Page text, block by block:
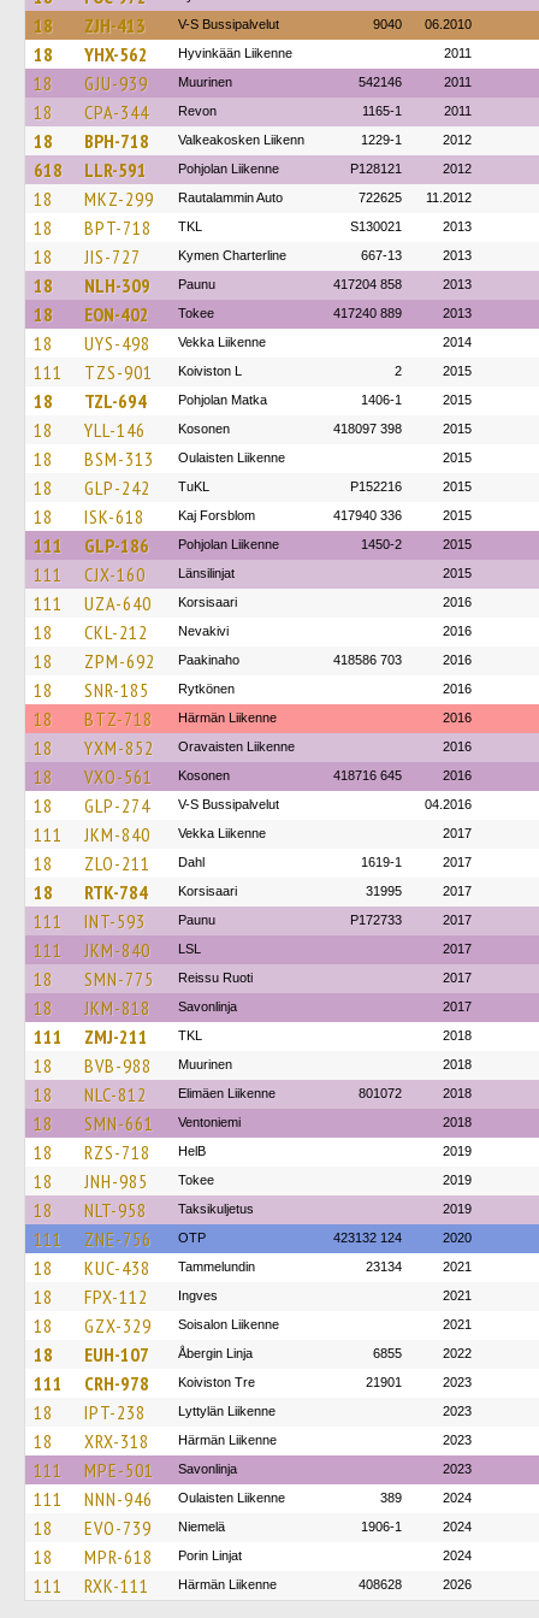
18 ZJH-413 V-S Bussipalvelut 9040 06.2010
18 YHX-562 Hyvinkään Liikenne 2011
18 GJU-939 Muurinen 542146 2011
18 CPA-344 Revon 1165-1 2011
18 BPH-718 Valkeakosken Liikenn 1229-1 2012
618 LLR-591 Pohjolan Liikenne P128121 2012
18 MKZ-299 Rautalammin Auto 722625 11.2012
18 BPT-718 TKL S130021 2013
18 JIS-727 Kymen Charterline 667-13 2013
18 NLH-309 Paunu 417204 858 2013
18 EON-402 Tokee 417240 889 2013
18 UYS-498 Vekka Liikenne 2014
111 TZS-901 Koiviston L 2 2015
18 TZL-694 Pohjolan Matka 1406-1 2015
18 YLL-146 Kosonen 418097 398 2015
18 BSM-313 Oulaisten Liikenne 2015
18 GLP-242 TuKL P152216 2015
18 ISK-618 Kaj Forsblom 417940 336 2015
111 GLP-186 Pohjolan Liikenne 1450-2 2015
111 CJX-160 Länsilinjat 2015
111 UZA-640 Korsisaari 2016
18 CKL-212 Nevakivi 2016
18 ZPM-692 Paakinaho 418586 703 2016
18 SNR-185 Rytkönen 2016
18 BTZ-718 Härmän Liikenne 2016
18 YXM-852 Oravaisten Liikenne 2016
18 VXO-561 Kosonen 418716 645 2016
18 GLP-274 V-S Bussipalvelut 04.2016
111 JKM-840 Vekka Liikenne 2017
18 ZLO-211 Dahl 1619-1 2017
18 RTK-784 Korsisaari 31995 2017
111 INT-593 Paunu P172733 2017
111 JKM-840 LSL 2017
18 SMN-775 Reissu Ruoti 2017
18 JKM-818 Savonlinja 2017
111 ZMJ-211 TKL 2018
18 BVB-988 Muurinen 2018
18 NLC-812 Elimäen Liikenne 801072 2018
18 SMN-661 Ventoniemi 2018
18 RZS-718 HelB 2019
18 JNH-985 Tokee 2019
18 NLT-958 Taksikuljetus 2019
111 ZNE-756 OTP 423132 124 2020
18 KUC-438 Tammelundin 23134 2021
18 FPX-112 Ingves 2021
18 GZX-329 Soisalon Liikenne 2021
18 EUH-107 Åbergin Linja 6855 2022
111 CRH-978 Koiviston Tre 21901 2023
18 IPT-238 Lyttylän Liikenne 2023
18 XRX-318 Härmän Liikenne 2023
111 MPE-501 Savonlinja 2023
111 NNN-946 Oulaisten Liikenne 389 2024
18 EVO-739 Niemelä 1906-1 2024
18 MPR-618 Porin Linjat 2024
111 RXK-111 Härmän Liikenne 408628 2026